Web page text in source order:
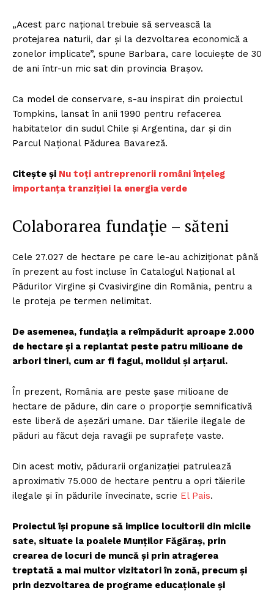
„Acest parc național trebuie să servească la
protejarea naturii, dar și la dezvoltarea economică a
zonelor implicate”, spune Barbara, care locuiește de 30
de ani într-un mic sat din provincia Brașov.
Ca model de conservare, s-au inspirat din proiectul
Tompkins, lansat în anii 1990 pentru refacerea
habitatelor din sudul Chile și Argentina, dar și din
Parcul Național Pădurea Bavareză.
Citește și Nu toți antreprenorii români înțeleg
importanța tranziției la energia verde
Colaborarea fundație – săteni
Cele 27.027 de hectare pe care le-au achiziționat până
în prezent au fost incluse în Catalogul Național al
Pădurilor Virgine și Cvasivirgine din România, pentru a
le proteja pe termen nelimitat.
De asemenea, fundația a reîmpădurit aproape 2.000
de hectare și a replantat peste patru milioane de
arbori tineri, cum ar fi fagul, molidul și arțarul.
În prezent, România are peste șase milioane de
hectare de pădure, din care o proporție semnificativă
este liberă de așezări umane. Dar tăierile ilegale de
păduri au făcut deja ravagii pe suprafețe vaste.
Din acest motiv, pădurarii organizației patrulează
aproximativ 75.000 de hectare pentru a opri tăierile
ilegale și în pădurile învecinate, scrie El Pais.
Proiectul își propune să implice locuitorii din micile
sate, situate la poalele Munților Făgăraș, prin
crearea de locuri de muncă și prin atragerea
treptată a mai multor vizitatori în zonă, precum și
prin dezvoltarea de programe educaționale și